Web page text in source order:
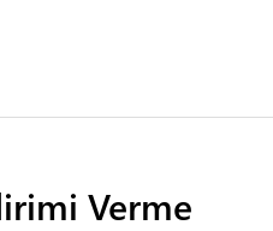
Verme